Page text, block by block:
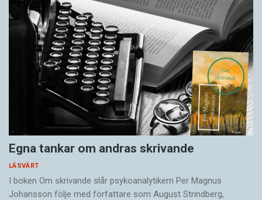
Egna tankar om andras skrivande
LÄSVÄRT
I boken Om skrivande slår psykoanalytikern Per Magnus
Johansson följe med författare som August Strindberg,